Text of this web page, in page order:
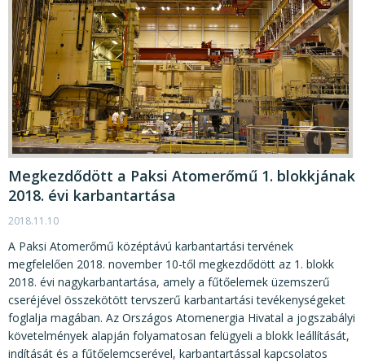
Megkezdődött a Paksi Atomerőmű 1. blokkjának
2018. évi karbantartása
2018.11.10
A Paksi Atomerőmű középtávú karbantartási tervének
megfelelően 2018. november 10-től megkezdődött az 1. blokk
2018. évi nagykarbantartása, amely a fűtőelemek üzemszerű
cseréjével összekötött tervszerű karbantartási tevékenységeket
foglalja magában. Az Országos Atomenergia Hivatal a jogszabályi
követelmények alapján folyamatosan felügyeli a blokk leállítását,
indítását és a fűtőelemcserével, karbantartással kapcsolatos